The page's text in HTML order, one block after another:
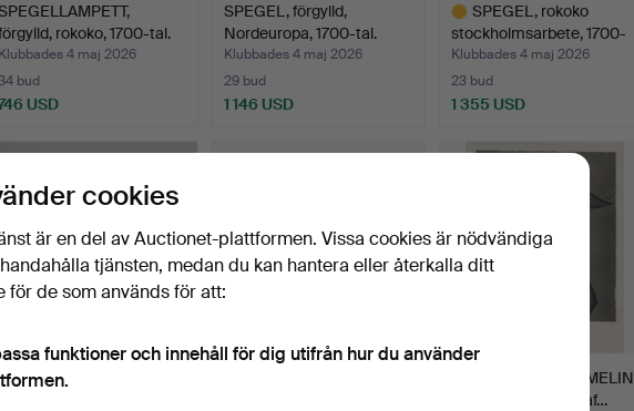
rokoko, 1700-tal.
4 maj 2026
bud
USD
SPEGEL, förgylld,
Nordeuropa, 1700-tal.
Klubbades 4 maj 2026
29 bud
1 146 USD
SPEGEL, rokoko
stockholmsarbete, 1700-
tal.
Klubbades 4 maj 2026
23 bud
1 355 USD
föremål
ett par,
JOHAN PETER CUMELIN
(1764 - 1820). "Gustaf…
cookies
är en del av Auctionet-plattformen. Vissa cookies är nödvändiga
tjänsten, medan du kan hantera eller återkalla ditt
för de som används för att:
funktioner och innehåll för dig utifrån hur du använder